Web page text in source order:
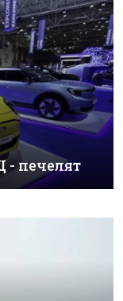
- печелят